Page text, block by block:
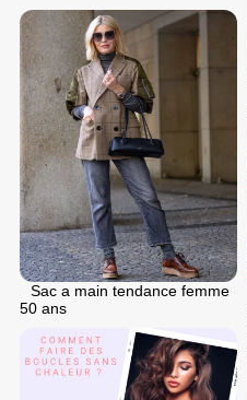
Sac a main tendance femme
50 ans